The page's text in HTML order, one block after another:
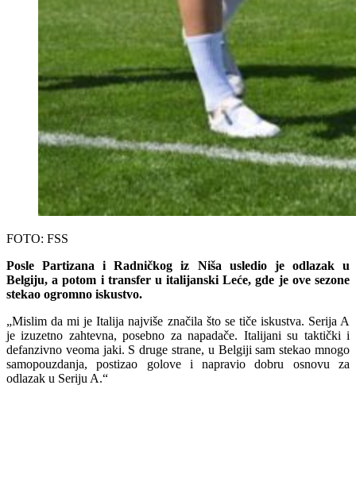
FOTO: FSS
Posle Partizana i Radničkog iz Niša usledio je odlazak u
Belgiju, a potom i transfer u italijanski Leće, gde je ove sezone
stekao ogromno iskustvo.
„Mislim da mi je Italija najviše značila što se tiče iskustva. Serija A
je izuzetno zahtevna, posebno za napadače. Italijani su taktički i
defanzivno veoma jaki. S druge strane, u Belgiji sam stekao mnogo
samopouzdanja, postizao golove i napravio dobru osnovu za
odlazak u Seriju A.“